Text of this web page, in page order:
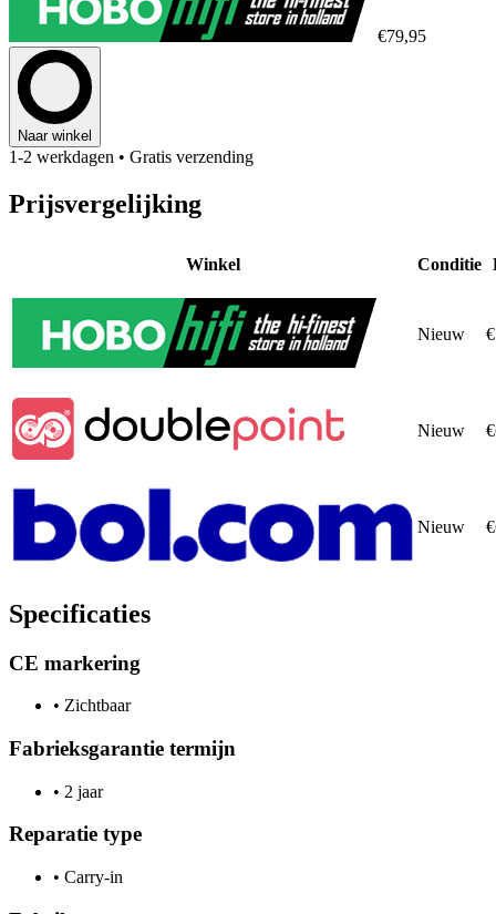
€79,95
Naar winkel
1-2 werkdagen • Gratis verzending
Prijsvergelijking
Winkel Conditie
Nieuw
Nieuw
Nieuw
Specificaties
CE markering
• Zichtbaar
Fabrieksgarantie termijn
• 2 jaar
Reparatie type
• Carry-in